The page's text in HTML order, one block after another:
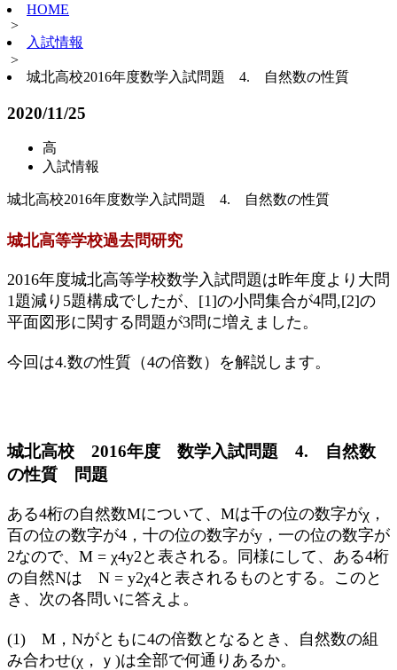
HOME
>
入試情報
>
城北高校2016年度数学入試問題 4. 自然数の性質
2020/11/25
高
入試情報
城北高校2016年度数学入試問題 4. 自然数の性質
城北高等学校過去問研究
2016年度城北高等学校数学入試問題は昨年度より大問
1題減り5題構成でしたが、[1]の小問集合が4問,[2]の
平面図形に関する問題が3問に増えました。
今回は4.数の性質（4の倍数）を解説します。
城北高校 2016年度 数学入試問題 4. 自然数
の性質 問題
ある4桁の自然数Mについて、Mは千の位の数字がχ，
百の位の数字が4，十の位の数字がy，一の位の数字が
2なので、M = χ4y2と表される。同様にして、ある4桁
の自然Nは N = y2χ4と表されるものとする。このと
き、次の各問いに答えよ。
(1) M，Nがともに4の倍数となるとき、自然数の組
み合わせ(χ，ｙ)は全部で何通りあるか。